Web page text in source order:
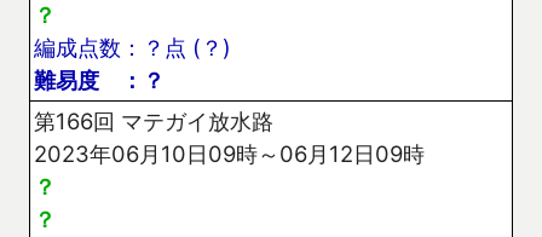
？
編成点数：？点 (？)
難易度 ：？
第166回 マテガイ放水路
2023年06月10日09時～06月12日09時
？
？